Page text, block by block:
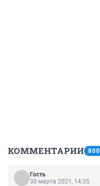
КОММЕНТАРИИ 800
Гость
30 марта 2021, 14:35